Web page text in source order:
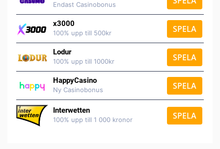
Endast Casinobonus
x3000
100% upp till 500kr SPELA
Lodur
100% upp till 1000kr SPELA
HappyCasino
Ny Casinobonus SPELA
Interwetten
100% upp till 1 000 kronor SPELA